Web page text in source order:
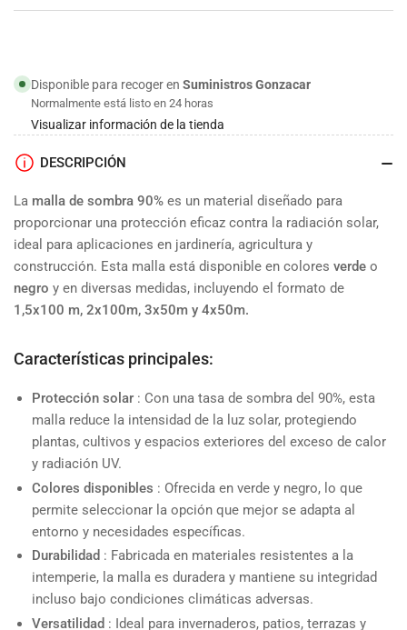
Disponible para recoger en Suministros Gonzacar
Normalmente está listo en 24 horas
Visualizar información de la tienda
DESCRIPCIÓN
La malla de sombra 90% es un material diseñado para
proporcionar una protección eficaz contra la radiación solar,
ideal para aplicaciones en jardinería, agricultura y
construcción. Esta malla está disponible en colores verde o
negro y en diversas medidas, incluyendo el formato de
1,5x100 m, 2x100m, 3x50m y 4x50m.
Características principales:
Protección solar : Con una tasa de sombra del 90%, esta
malla reduce la intensidad de la luz solar, protegiendo
plantas, cultivos y espacios exteriores del exceso de calor
y radiación UV.
Colores disponibles : Ofrecida en verde y negro, lo que
permite seleccionar la opción que mejor se adapta al
entorno y necesidades específicas.
Durabilidad : Fabricada en materiales resistentes a la
intemperie, la malla es duradera y mantiene su integridad
incluso bajo condiciones climáticas adversas.
Versatilidad : Ideal para invernaderos, patios, terrazas y